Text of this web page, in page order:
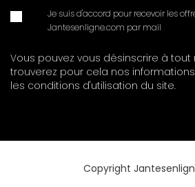
Je suis d'accord pour recevoir les
Jantesenligne.com par mail
Vous pouvez vous désinscrire à tout
trouverez pour cela nos
les conditions d'utilisation du site.
Copyright